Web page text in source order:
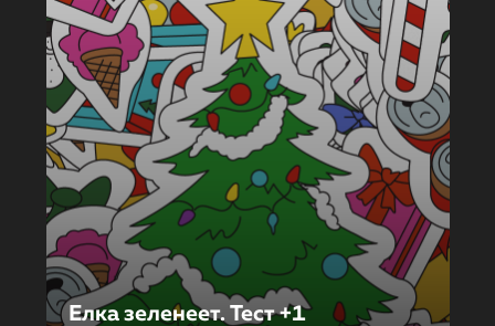
Елка зеленеет. Тест +1